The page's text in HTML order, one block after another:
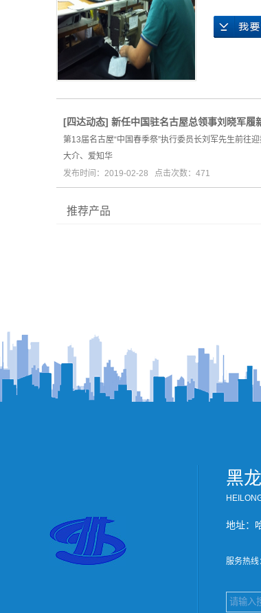
[四达动态] 新任中国驻名古屋总领事刘晓军履
第13届名古屋“中国春季祭”执行委员长刘军先生前往
大介、爱知华
发布时间：2019-02-28 点击次数：471
推荐产品
黑
地址：
服务热线